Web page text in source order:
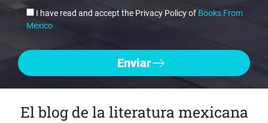
I have read and accept the Privacy Policy of Books From
Mexico
El blog de la literatura mexicana